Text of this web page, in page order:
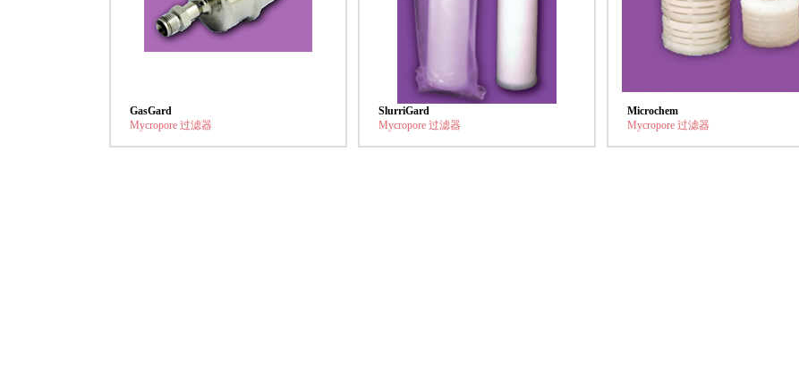
GasGard
Mycropore 过滤器
SlurriGard
Mycropore 过滤器
Microchem
Mycropore 过滤器